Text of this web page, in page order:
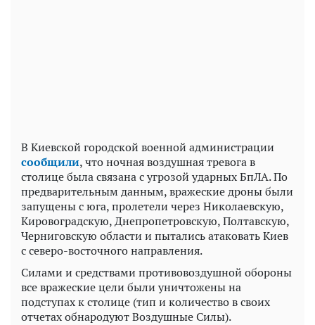
В Киевской городской военной администрации
сообщили, что ночная воздушная тревога в
столице была связана с угрозой ударных БпЛА. По
предварительным данным, вражеские дроны были
запущены с юга, пролетели через Николаевскую,
Кировоградскую, Днепропетровскую, Полтавскую,
Черниговскую области и пытались атаковать Киев
с северо-восточного направления.
Силами и средствами противовоздушной обороны
все вражеские цели были уничтожены на
подступах к столице (тип и количество в своих
отчетах обнародуют Воздушные Силы).